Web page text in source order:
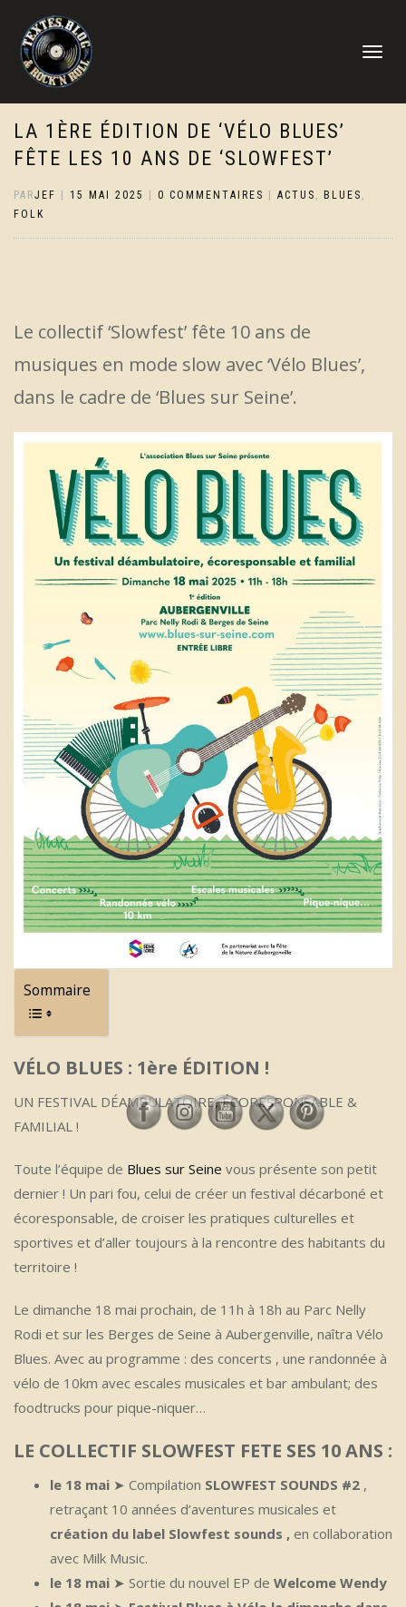
DÉPLIER
LA 1ÈRE ÉDITION DE ‘VÉLO BLUES’
FÊTE LES 10 ANS DE ‘SLOWFEST’
PARJEF 15 MAI 2025 0 COMMENTAIRES ACTUS , BLUES ,
FOLK
Le collectif ‘Slowfest’ fête 10 ans de
musiques en mode slow avec ‘Vélo Blues’,
dans le cadre de ‘Blues sur Seine’.
Sommaire
VÉLO BLUES : 1ère ÉDITION !
UN FESTIVAL DÉAMBULATOIRE, ÉCORESPONSABLE &
FAMILIAL !
Toute l’équipe de Blues sur Seine vous présente son petit
dernier ! Un pari fou, celui de créer un festival décarboné et
écoresponsable, de croiser les pratiques culturelles et
sportives et d’aller toujours à la rencontre des habitants du
territoire !
Le dimanche 18 mai prochain, de 11h à 18h au Parc Nelly
Rodi et sur les Berges de Seine à Aubergenville, naîtra Vélo
Blues. Avec au programme : des concerts , une randonnée à
vélo de 10km avec escales musicales et bar ambulant; des
foodtrucks pour pique-niquer…
LE COLLECTIF SLOWFEST FETE SES 10 ANS :
le 18 mai ➤ Compilation SLOWFEST SOUNDS #2 ,
retraçant 10 années d’aventures musicales et
création du label Slowfest sounds , en collaboration
avec Milk Music.
le 18 mai ➤ Sortie du nouvel EP de Welcome Wendy